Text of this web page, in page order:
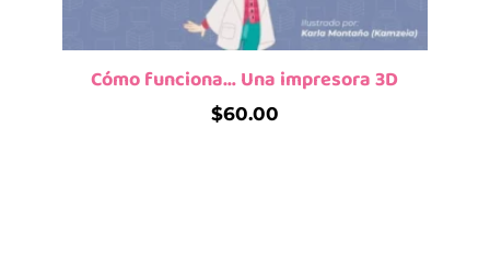
Cómo funciona… Una impresora 3D
$60.00